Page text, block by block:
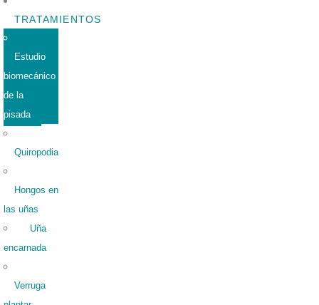
TRATAMIENTOS
Estudio
biomecánico
de la
pisada
Quiropodia
Hongos en
las uñas
Uña
encarnada
Verruga